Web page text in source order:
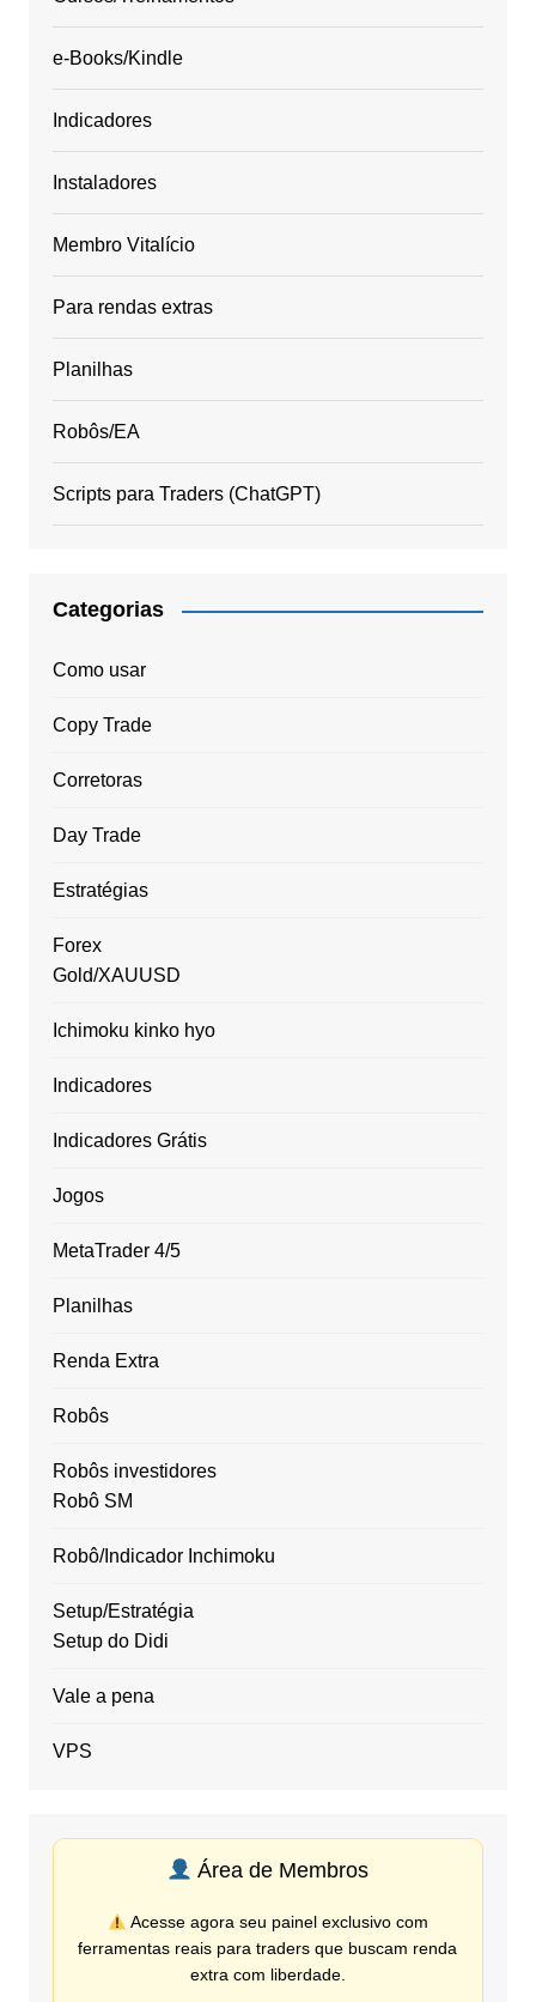
e-Books/Kindle
Indicadores
Instaladores
Membro Vitalício
Para rendas extras
Planilhas
Robôs/EA
Scripts para Traders (ChatGPT)
Categorias
Como usar
Copy Trade
Corretoras
Day Trade
Estratégias
Forex
Gold/XAUUSD
Ichimoku kinko hyo
Indicadores
Indicadores Grátis
Jogos
MetaTrader 4/5
Planilhas
Renda Extra
Robôs
Robôs investidores
Robô SM
Robô/Indicador Inchimoku
Setup/Estratégia
Setup do Didi
Vale a pena
VPS
Área de Membros
Acesse agora seu painel exclusivo com
ferramentas reais para traders que buscam renda
extra com liberdade.